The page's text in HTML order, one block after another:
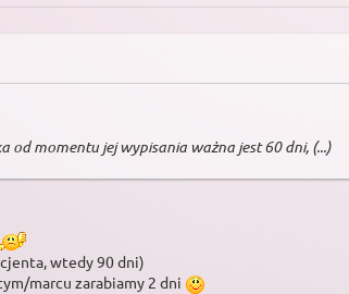
od momentu jej wypisania ważna jest 60 dni, (...)
wtedy 90 dni)
marcu zarabiamy 2 dni